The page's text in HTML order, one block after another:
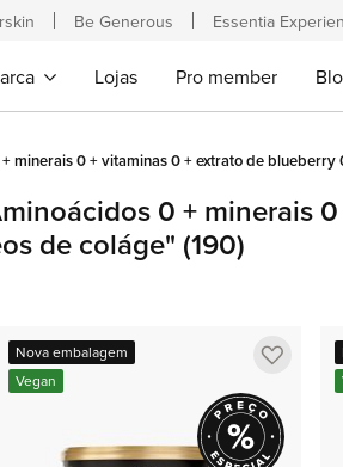
Lojas Pro member
minerais 0 + vitaminas 0 + extrato de
0 + minerais
de coláge" (190)
lista
de
Nova embalagem
Vegan
Be Generous Essentia